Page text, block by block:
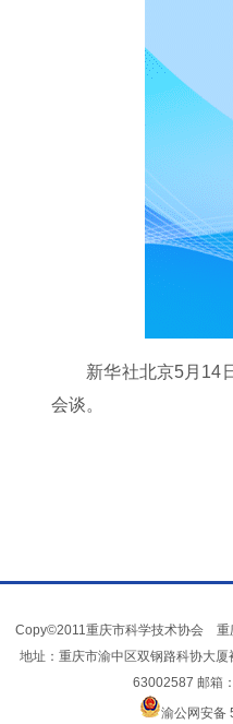
新华社北京5月14
会谈。
Copy©2011重庆市科学技术协会 重
地址：重庆市渝中区双钢路科协大
63002587 邮箱
渝公网安备